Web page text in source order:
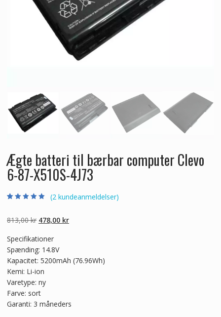
Ægte batteri til bærbar computer Clevo
6-87-X510S-4J73
baseret på
kundebedømmel
(2 kundeanmeldelser)
813,00kr Den
pris
var:
813,00 kr.
478,00 krDen
478,00 kr.
Specifikationer
Spænding: 14.8V
Kapacitet: 5200mAh (76.96Wh)
Kemi: Li-ion
Varetype: ny
Farve: sort
Garanti: 3 måneders